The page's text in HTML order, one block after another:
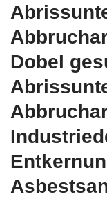
Dobel